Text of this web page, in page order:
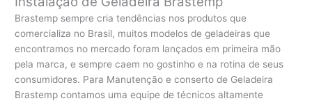
Brastemp sempre cria tendências nos produtos que
comercializa no Brasil, muitos modelos de geladeiras que
encontramos no mercado foram lançados em primeira mão
pela marca, e sempre caem no gostinho e na rotina de seus
consumidores. Para Manutenção e conserto de Geladeira
Brastemp contamos uma equipe de técnicos altamente